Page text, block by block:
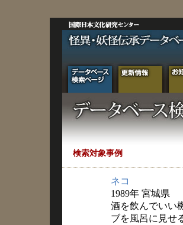
検索対象事例
ネコ
1989年 宮城県
酒を飲んでいい
ブを風呂に見せ